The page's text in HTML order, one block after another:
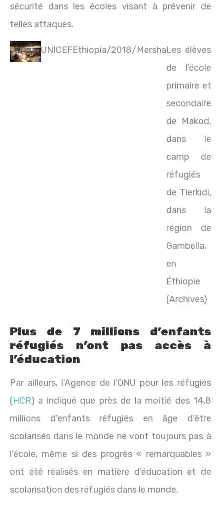
sécurité dans les écoles visant à prévenir de
telles attaques.
UNICEFEthiopia/2018/MershaLes élèves
de l’école
primaire et
secondaire
de Makod,
dans le
camp de
réfugiés
de Tierkidi,
dans la
région de
Gambella,
en
Éthiopie
(Archives)
Plus de 7 millions d’enfants
réfugiés n’ont pas accès à
l’éducation
Par ailleurs, l’Agence de l’ONU pour les réfugiés
(HCR) a indiqué que près de la moitié des 14,8
millions d’enfants réfugiés en âge d’être
scolarisés dans le monde ne vont toujours pas à
l’école, même si des progrès « remarquables »
ont été réalisés en matière d’éducation et de
scolarisation des réfugiés dans le monde.